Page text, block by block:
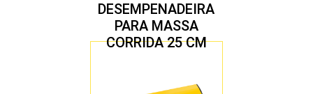
DESEMPENADEIRA
PARA MASSA
CORRIDA 25 CM